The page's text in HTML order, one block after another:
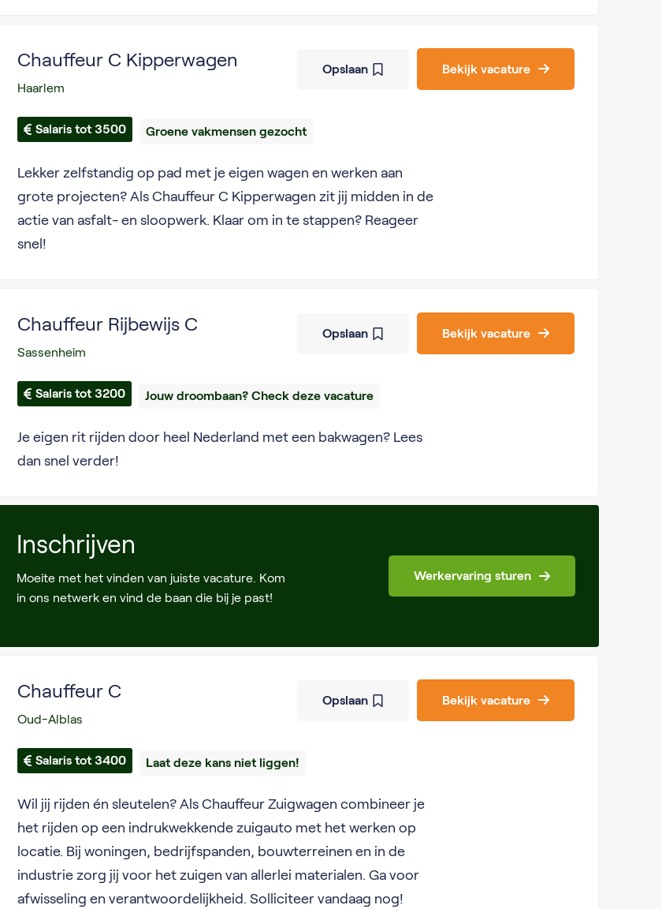
Chauffeur C Kipperwagen
Haarlem
Salaris tot 3500 Groene vakmensen gezocht
Lekker zelfstandig op pad met je eigen wagen en werken aan
grote projecten? Als Chauffeur C Kipperwagen zit jij midden in de
actie van asfalt- en sloopwerk. Klaar om in te stappen? Reageer
snel!
Opslaan Bekijk vacature
Chauffeur Rijbewijs C
Sassenheim
Salaris tot 3200 Jouw droombaan? Check deze vacature
Je eigen rit rijden door heel Nederland met een bakwagen? Lees
dan snel verder!
Opslaan Bekijk vacature
Inschrijven
Moeite met het vinden van juiste vacature. Kom
in ons netwerk en vind de baan die bij je past!
Werkervaring sturen
Chauffeur C
Oud-Alblas
Salaris tot 3400 Laat deze kans niet liggen!
Wil jij rijden én sleutelen? Als Chauffeur Zuigwagen combineer je
het rijden op een indrukwekkende zuigauto met het werken op
locatie. Bij woningen, bedrijfspanden, bouwterreinen en in de
industrie zorg jij voor het zuigen van allerlei materialen. Ga voor
afwisseling en verantwoordelijkheid. Solliciteer vandaag nog!
Opslaan Bekijk vacature